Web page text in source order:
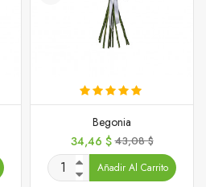
Begonia
Precio
34,46 $Precio
base
43,08 $
Añadir Al Carrito